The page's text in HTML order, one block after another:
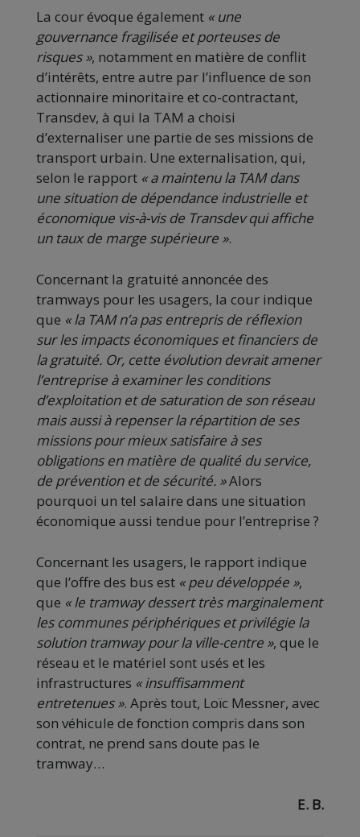
La cour évoque également « une
gouvernance fragilisée et porteuses de
risques », notamment en matière de conflit
d’intérêts, entre autre par l’influence de son
actionnaire minoritaire et co-contractant,
Transdev, à qui la TAM a choisi
d’externaliser une partie de ses missions de
transport urbain. Une externalisation, qui,
selon le rapport « a maintenu la TAM dans
une situation de dépendance industrielle et
économique vis-à-vis de Transdev qui affiche
un taux de marge supérieure ».
Concernant la gratuité annoncée des
tramways pour les usagers, la cour indique
que « la TAM n’a pas entrepris de réflexion
sur les impacts économiques et financiers de
la gratuité. Or, cette évolution devrait amener
l’entreprise à examiner les conditions
d’exploitation et de saturation de son réseau
mais aussi à repenser la répartition de ses
missions pour mieux satisfaire à ses
obligations en matière de qualité du service,
de prévention et de sécurité. »Alors
pourquoi un tel salaire dans une situation
économique aussi tendue pour l’entreprise ?
Concernant les usagers, le rapport indique
que l’offre des bus est « peu développée »,
que « le tramway dessert très marginalement
les communes périphériques et privilégie la
solution tramway pour la ville-centre », que le
réseau et le matériel sont usés et les
infrastructures « insuffisamment
entretenues». Après tout, Loïc Messner, avec
son véhicule de fonction compris dans son
contrat, ne prend sans doute pas le
tramway…
E. B.